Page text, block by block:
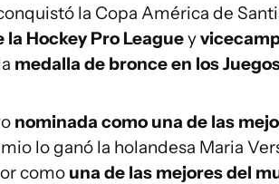
la Copa América de
la Hockey Pro Leaguey
medalla de bronce en los
nominada como una de las
lo ganó la holandesa Maria
como una de las mejores del